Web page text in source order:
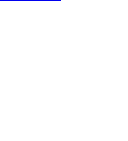
Cbonds.ru